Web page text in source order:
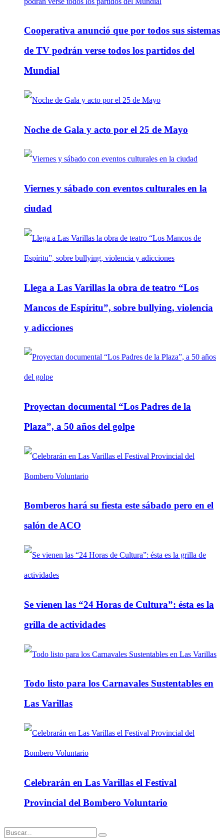
Cooperativa anunció que por todos sus sistemas
de TV podrán verse todos los partidos del
Mundial
Noche de Gala y acto por el 25 de Mayo
Viernes y sábado con eventos culturales en la
ciudad
Llega a Las Varillas la obra de teatro “Los
Mancos de Espíritu”, sobre bullying, violencia
y adicciones
Proyectan documental “Los Padres de la
Plaza”, a 50 años del golpe
Bomberos hará su fiesta este sábado pero en el
salón de ACO
Se vienen las “24 Horas de Cultura”: ésta es la
grilla de actividades
Todo listo para los Carnavales Sustentables en
Las Varillas
Celebrarán en Las Varillas el Festival
Provincial del Bombero Voluntario